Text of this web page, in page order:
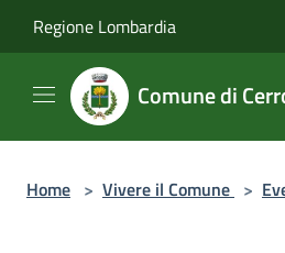
Regione Lombardia
Comune di
Home > Vivere il Comune >